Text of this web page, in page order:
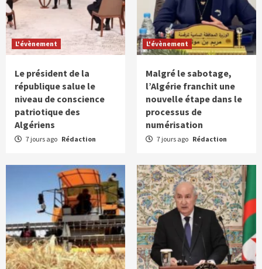
L'évènement
Le président de la
république salue le
niveau de conscience
patriotique des
Algériens
7 jours ago Rédaction
L'évènement
Malgré le sabotage,
l’Algérie franchit une
nouvelle étape dans le
processus de
numérisation
7 jours ago Rédaction